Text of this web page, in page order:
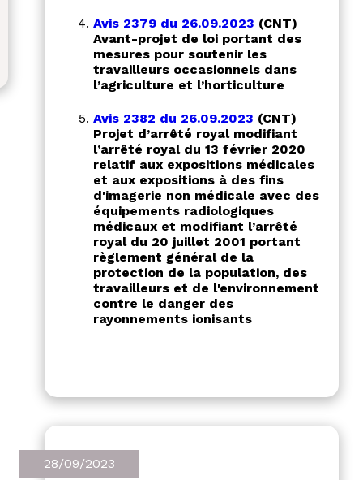
Avis 2379 du 26.09.2023 (CNT)
Avant-projet de loi portant des
mesures pour soutenir les
travailleurs occasionnels dans
l’agriculture et l’horticulture
Avis 2382 du 26.09.2023 (CNT)
Projet d’arrêté royal modifiant
l’arrêté royal du 13 février 2020
relatif aux expositions médicales
et aux expositions à des fins
d'imagerie non médicale avec des
équipements radiologiques
médicaux et modifiant l’arrêté
royal du 20 juillet 2001 portant
règlement général de la
protection de la population, des
travailleurs et de l'environnement
contre le danger des
rayonnements ionisants
28/09/2023